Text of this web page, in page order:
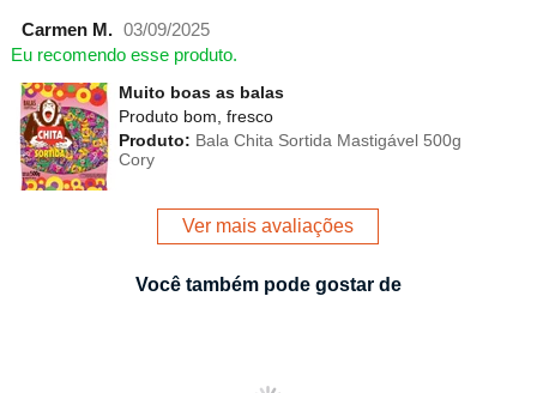
Carmen M. 03/09/2025
Eu recomendo esse produto.
Muito boas as balas
Produto bom, fresco
Produto: Bala Chita Sortida Mastigável 500g
Cory
Ver mais avaliações
Você também pode gostar de